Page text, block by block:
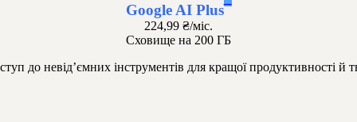
Google AI Plus
224,99 ₴/міс.
Сховище на 200 ГБ
до невід’ємних інструментів для кращої продуктивності й